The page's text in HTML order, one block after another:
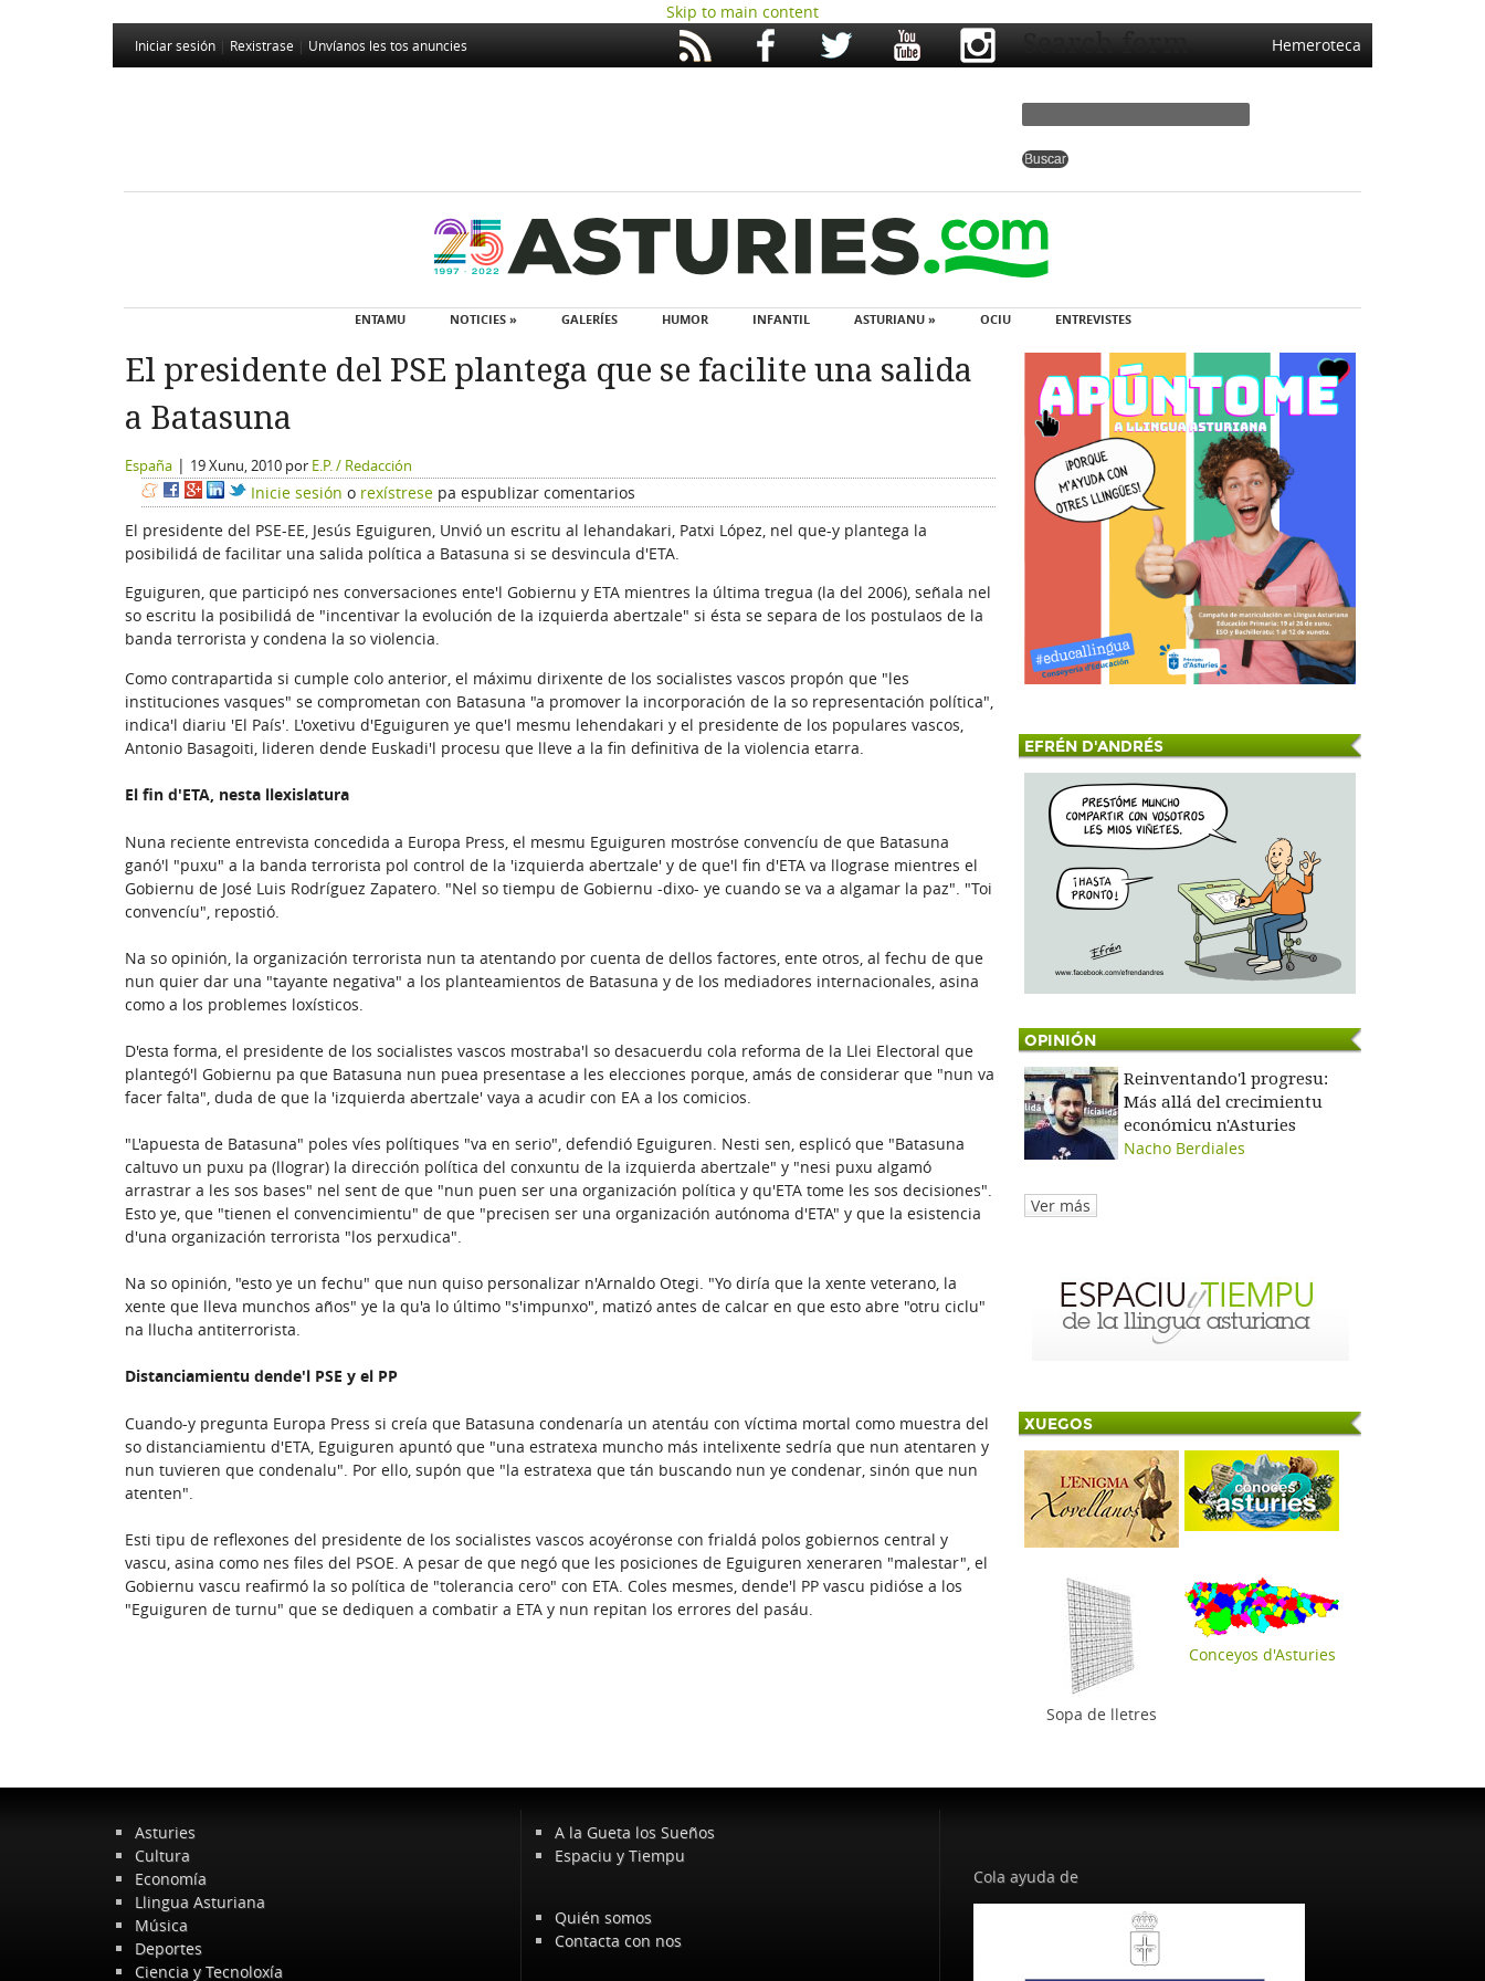
Skip to main content
Iniciar sesión Rexistrase Unvíanos les tos anuncies Hemeroteca
Search form
ENTAMU NOTICIES » GALERÍES HUMOR INFANTIL ASTURIANU » OCIU ENTREVISTES
El presidente del PSE plantega que se facilite una salida
a Batasuna
España | 19 Xunu, 2010 por E.P. / Redacción
Inicie sesión o rexístrese pa espublizar comentarios
El presidente del PSE-EE, Jesús Eguiguren, Unvió un escritu al lehandakari, Patxi López, nel que-y plantega la
posibilidá de facilitar una salida política a Batasuna si se desvincula d'ETA.
Eguiguren, que participó nes conversaciones ente'l Gobiernu y ETA mientres la última tregua (la del 2006), señala nel
so escritu la posibilidá de "incentivar la evolución de la izquierda abertzale" si ésta se separa de los postulaos de la
banda terrorista y condena la so violencia.
Como contrapartida si cumple colo anterior, el máximu dirixente de los socialistes vascos propón que "les
instituciones vasques" se comprometan con Batasuna "a promover la incorporación de la so representación política",
indica'l diariu 'El País'. L'oxetivu d'Eguiguren ye que'l mesmu lehendakari y el presidente de los populares vascos,
Antonio Basagoiti, lideren dende Euskadi'l procesu que lleve a la fin definitiva de la violencia etarra.
El fin d'ETA, nesta llexislatura
Nuna reciente entrevista concedida a Europa Press, el mesmu Eguiguren mostróse convencíu de que Batasuna
ganó'l "puxu" a la banda terrorista pol control de la 'izquierda abertzale' y de que'l fin d'ETA va llograse mientres el
Gobiernu de José Luis Rodríguez Zapatero. "Nel so tiempu de Gobiernu -dixo- ye cuando se va a algamar la paz". "Toi
convencíu", repostió.
Na so opinión, la organización terrorista nun ta atentando por cuenta de dellos factores, ente otros, al fechu de que
nun quier dar una "tayante negativa" a los planteamientos de Batasuna y de los mediadores internacionales, asina
como a los problemes loxísticos.
D'esta forma, el presidente de los socialistes vascos mostraba'l so desacuerdu cola reforma de la Llei Electoral que
plantegó'l Gobiernu pa que Batasuna nun puea presentase a les elecciones porque, amás de considerar que "nun va
facer falta", duda de que la 'izquierda abertzale' vaya a acudir con EA a los comicios.
"L'apuesta de Batasuna" poles víes polítiques "va en serio", defendió Eguiguren. Nesti sen, esplicó que "Batasuna
caltuvo un puxu pa (llograr) la dirección política del conxuntu de la izquierda abertzale" y "nesi puxu algamó
arrastrar a les sos bases" nel sent de que "nun puen ser una organización política y qu'ETA tome les sos decisiones".
Esto ye, que "tienen el convencimientu" de que "precisen ser una organización autónoma d'ETA" y que la esistencia
d'una organización terrorista "los perxudica".
Na so opinión, "esto ye un fechu" que nun quiso personalizar n'Arnaldo Otegi. "Yo diría que la xente veterano, la
xente que lleva munchos años" ye la qu'a lo último "s'impunxo", matizó antes de calcar en que esto abre "otru ciclu"
na llucha antiterrorista.
Distanciamientu dende'l PSE y el PP
Cuando-y pregunta Europa Press si creía que Batasuna condenaría un atentáu con víctima mortal como muestra del
so distanciamientu d'ETA, Eguiguren apuntó que "una estratexa muncho más intelixente sedría que nun atentaren y
nun tuvieren que condenalu". Por ello, supón que "la estratexa que tán buscando nun ye condenar, sinón que nun
atenten".
Esti tipu de reflexones del presidente de los socialistes vascos acoyéronse con frialdá polos gobiernos central y
vascu, asina como nes files del PSOE. A pesar de que negó que les posiciones de Eguiguren xeneraren "malestar", el
Gobiernu vascu reafirmó la so política de "tolerancia cero" con ETA. Coles mesmes, dende'l PP vascu pidióse a los
"Eguiguren de turnu" que se dediquen a combatir a ETA y nun repitan los errores del pasáu.
EFRÉN D'ANDRÉS
OPINIÓN
Reinventando'l progresu:
Más allá del crecimientu
económicu n'Asturies
Nacho Berdiales
Ver más
XUEGOS
Sopa de lletres
Conceyos d'Asturies
Asturies
Cultura
Economía
Llingua Asturiana
Música
Deportes
Ciencia y Tecnoloxía
A la Gueta los Sueños
Espaciu y Tiempu
Quién somos
Contacta con nos
Cola ayuda de